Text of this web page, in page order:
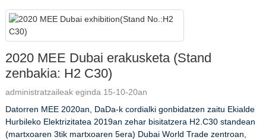
2020 MEE Dubai erakusketa (Stand
zenbakia: H2 C30)
administratzaileak eginda 15-10-20an
Datorren MEE 2020an, DaDa-k cordialki gonbidatzen zaitu Ekialde
Hurbileko Elektrizitatea 2019an zehar bisitatzera H2.C30 standean
(martxoaren 3tik martxoaren 5era) Dubai World Trade zentroan,